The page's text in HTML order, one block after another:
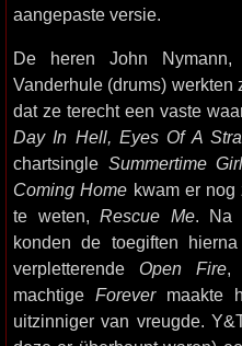
aangepaste versie.
De heren John
Vanderhule (drums)
dat ze terecht een vaste
Day In Hell, Eyes Of A
chartsingle Summertime
Coming Home kwam er nog
te weten, Rescue Me. Na
konden de toegiften
verpletterende Open Fire
machtigeForever maakte
uitzinniger van vreugde.